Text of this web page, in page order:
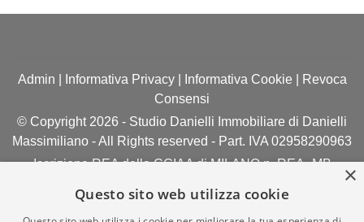
Admin Informativa Privacy| Informativa Cookie
Revoca
Consensi
© Copyright 2026 - Studio Danielli Immobiliare di Danielli
Massimiliano - All Rights reserved - Part. IVA 02958290963
Iscrizione REA della CCIAA di MILANO n. REA- MB
×
Questo sito web utilizza cookie